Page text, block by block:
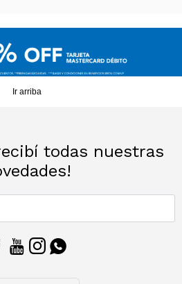
Ir arriba
todas nuestras
  